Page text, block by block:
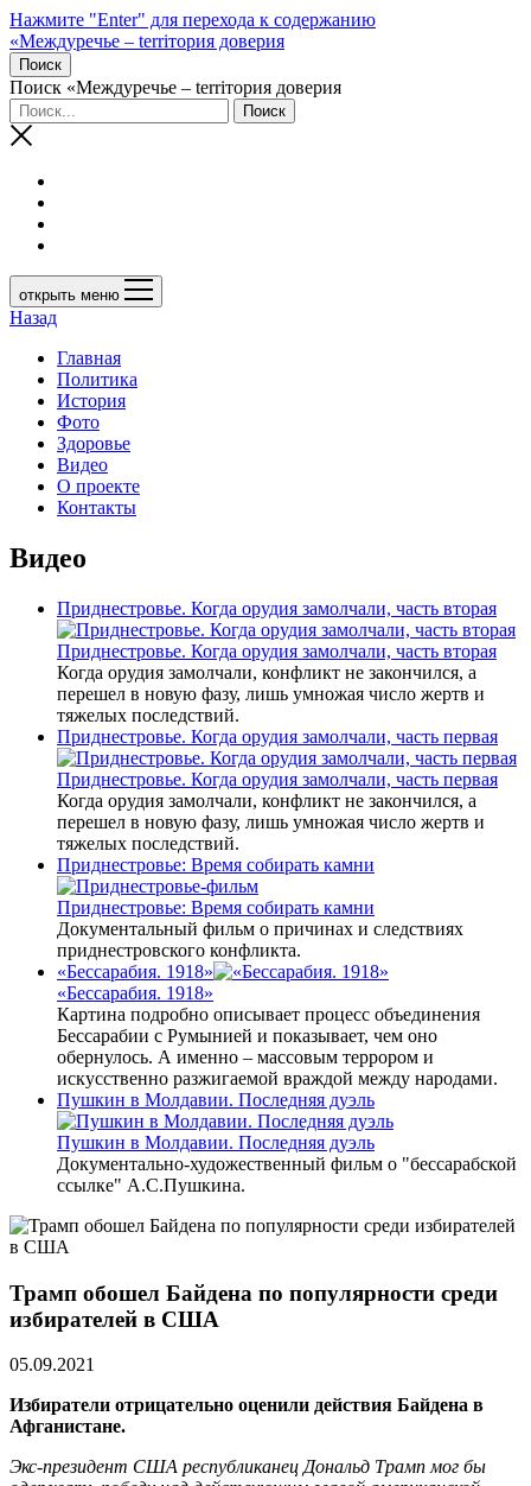
Нажмите "Enter" для перехода к содержанию
«Междуречье – terriтория доверия
Поиск
Поиск «Междуречье – terriтория доверия
открыть меню
Назад
Главная
Политика
История
Фото
Здоровье
Видео
О проекте
Контакты
Видео
Приднестровье. Когда орудия замолчали, часть вторая
Приднестровье. Когда орудия замолчали, часть вторая
Когда орудия замолчали, конфликт не закончился, а
перешел в новую фазу, лишь умножая число жертв и
тяжелых последствий.
Приднестровье. Когда орудия замолчали, часть первая
Приднестровье. Когда орудия замолчали, часть первая
Когда орудия замолчали, конфликт не закончился, а
перешел в новую фазу, лишь умножая число жертв и
тяжелых последствий.
Приднестровье: Время собирать камни
Приднестровье: Время собирать камни
Документальный фильм о причинах и следствиях
приднестровского конфликта.
«Бессарабия. 1918»
«Бессарабия. 1918»
Картина подробно описывает процесс объединения
Бессарабии с Румынией и показывает, чем оно
обернулось. А именно – массовым террором и
искусственно разжигаемой враждой между народами.
Пушкин в Молдавии. Последняя дуэль
Пушкин в Молдавии. Последняя дуэль
Документально-художественный фильм о "бессарабской
ссылке" А.С.Пушкина.
Трамп обошел Байдена по популярности среди
избирателей в США
05.09.2021
Избиратели отрицательно оценили действия Байдена в
Афганистане.
Экс-президент США республиканец Дональд Трамп мог бы